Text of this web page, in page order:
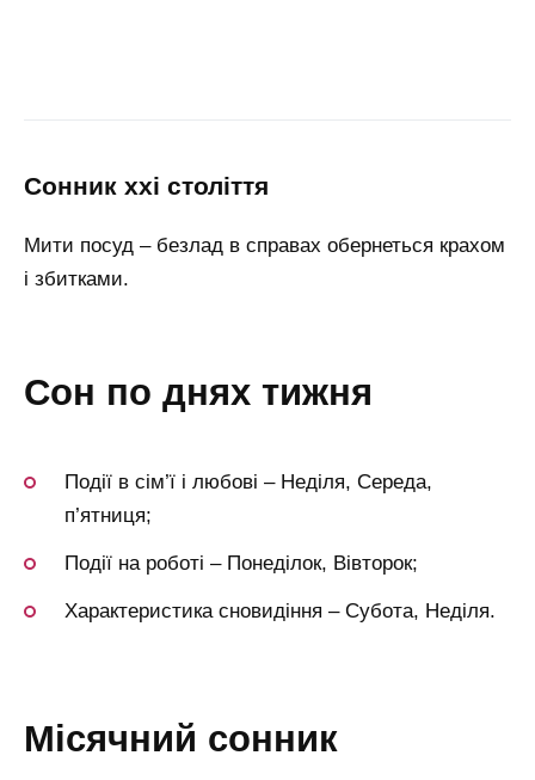
сонник xxi століття
Мити посуд – безлад в справах обернеться крахом
і збитками.
сон по днях тижня
Події в сім’ї і любові – Неділя, Середа,
п’ятниця;
Події на роботі – Понеділок, Вівторок;
Характеристика сновидіння – Субота, Неділя.
місячний сонник